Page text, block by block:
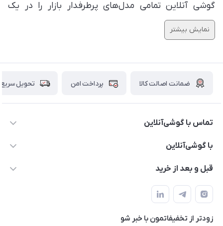
گوشی آنلاین تمامی مدل‌های پرطرفدار بازار را در یک
صفحه در اختیار شما قرار داده است.
نمایش بیشتر
ضمانت اصالت کالا پرداخت امن تحویل سریع
تماس با گوشی‌آنلاین
۰۲۱91001221
با گوشی‌آنلاین
درباره ما
حساب کاربری
حریم خصوصی
قبل و بعد از خرید
نحوه خرید از گوشی آنلاین
شرایط ضمانت هفت روزه
روش ارسال کالا در گوشی آنلاین
زودتر از تخفیفاتمون با خبر شو